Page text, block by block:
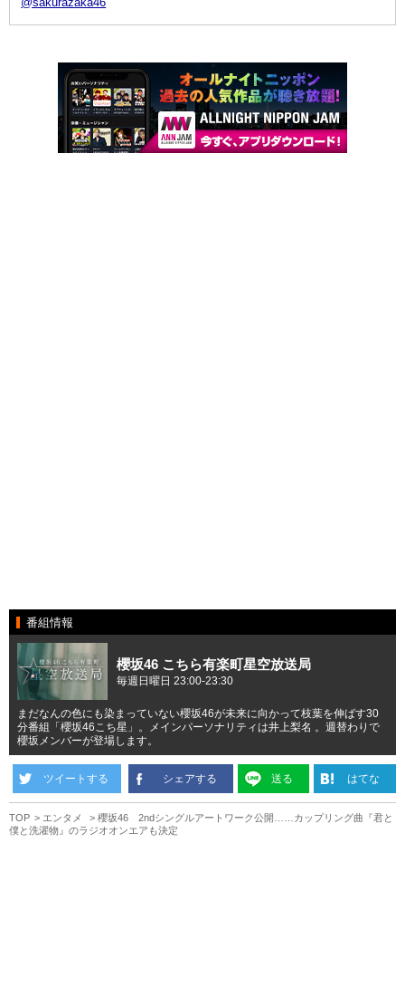
番組情報
櫻坂46 こちら有楽町星空放送局
毎週日曜日 23:00-23:30
まだなんの色にも染まっていない櫻坂46が未来に向かって枝葉を伸ばす30
分番組「櫻坂46こち星」。メインパーソナリティは井上梨名 。週替わりで
櫻坂メンバーが登場します。
ツイートする シェアする 送る はてな
TOP エンタメ
櫻坂46 2ndシングルアートワーク公開……カップリング曲『君と
僕と洗濯物』のラジオオンエアも決定